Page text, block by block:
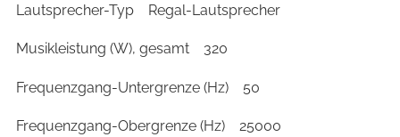
Lautsprecher-Typ Regal-Lautsprecher
Musikleistung (W), gesamt 320
Frequenzgang-Untergrenze (Hz) 50
Frequenzgang-Obergrenze (Hz) 25000